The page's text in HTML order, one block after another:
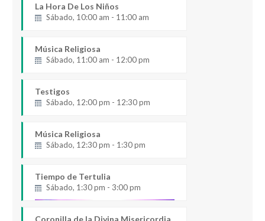
La Hora De Los Niños
Sábado, 10:00 am - 11:00 am
Música Religiosa
Sábado, 11:00 am - 12:00 pm
Testigos
Sábado, 12:00 pm - 12:30 pm
Música Religiosa
Sábado, 12:30 pm - 1:30 pm
Tiempo de Tertulia
Sábado, 1:30 pm - 3:00 pm
Coronilla de la Divina Misericordia